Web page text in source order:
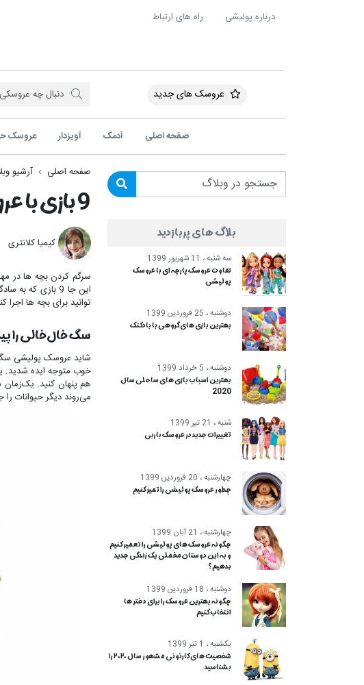
درباره پولیشی راه های ارتباط
عروسک های جدید
صفحه اصلی آدمک آویزدار عروسک
بلاگ های پربازدید
سه شنبه ، 11 شهریور 1399
تفاوت عروسک پارچه ای با عروسک
پولیشی
دوشنبه ، 25 فروردین 1399
بهترین بازی های گروهی با بادکنک
دوشنبه ، 5 خرداد 1399
بهترین اسباب بازی های ساحلی سال
2020
شنبه ، 21 تیر 1399
تغییرات جدید در عروسک باربی
چهارشنبه ، 20 فروردین 1399
چطور عروسک پولیشی را تمیز کنیم
چهارشنبه ، 21 آبان 1399
چگونه عروسک های پولیشی را تعمیر کنیم
و به این دوستان مخملی یک زندگی جدید
بدهیم؟
دوشنبه ، 18 فروردین 1399
چگونه بهترین عروسک را برای دختر ها
انتخاب کنیم
یکشنبه ، 1 تیر 1399
شخصیت های کارتونی مشهور سال ۲۰۲۰ را
بشناسید
صفحه اصلی آرشیو
9 بازی با عروسک های پولیشی در مهمانی بچه ها
کیمیا کلانتری
سرگم کردن بچه ها در
این جا 9 بازی
توانید برای بچه ها اجرا
سگ خال‌خالی را
شاید عروسک پولیشی سگ
خوب متوجه ایده شدید.
هم پنهان کنید.
می‌روند دیگر حیوانات